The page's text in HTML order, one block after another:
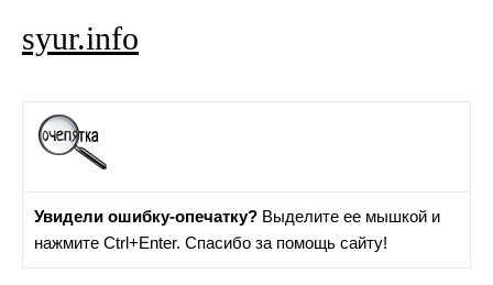
syur.info
Увидели ошибку-опечатку? Выделите ее мышкой и
нажмите Ctrl+Enter. Спасибо за помощь сайту!